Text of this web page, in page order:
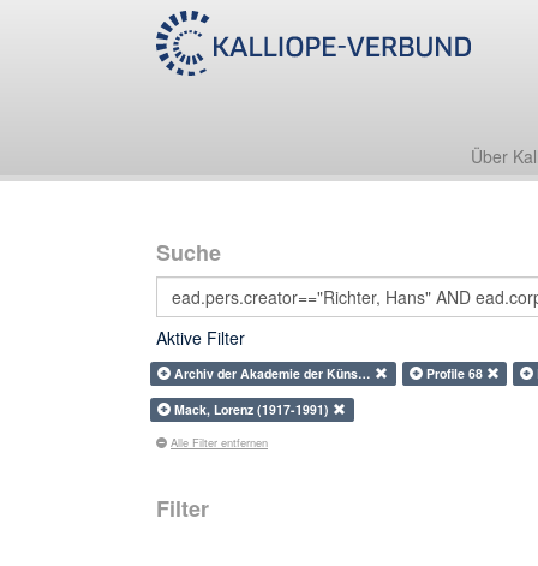
Über
Suche
Aktive Filter
Archiv der Akademie der Küns… Profile 68
Mack, Lorenz (1917-1991)
Alle Filter entfernen
Filter